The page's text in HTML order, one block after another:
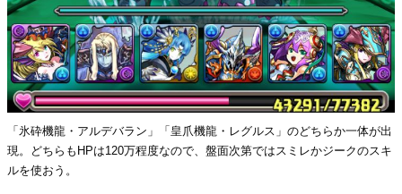
「氷砕機龍・アルデバラン」「皇爪機龍・レグルス」のどちらか一体が出
現。どちらもHPは120万程度なので、盤面次第ではスミレかジークのスキ
ルを使おう。